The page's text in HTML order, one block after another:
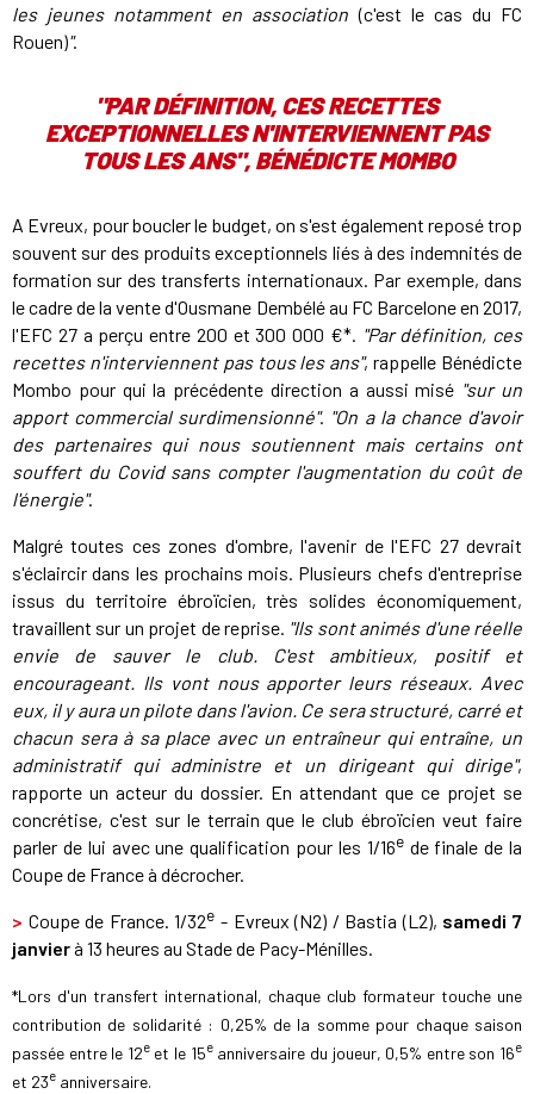
les jeunes notamment en association(c'est le cas du FC
Rouen)".
"PAR DÉFINITION, CES RECETTES
EXCEPTIONNELLES N'INTERVIENNENT PAS
TOUS LES ANS", BÉNÉDICTE MOMBO
A Evreux, pour boucler le budget, on s'est également reposé trop
souvent sur des produits exceptionnels liés à des indemnités de
formation sur des transferts internationaux. Par exemple, dans
le cadre de la vente d'Ousmane Dembélé au FC Barcelone en 2017,
l'EFC 27 a perçu entre 200 et 300 000 €*. "Par définition, ces
recettes n'interviennent pas tous les ans", rappelle Bénédicte
Mombo pour qui la précédente direction a aussi misé "sur un
apport commercial surdimensionné". "On a la chance d'avoir
des partenaires qui nous soutiennent mais certains ont
souffert du Covid sans compter l'augmentation du coût de
l'énergie".
Malgré toutes ces zones d'ombre, l'avenir de l'EFC 27 devrait
s'éclaircir dans les prochains mois. Plusieurs chefs d'entreprise
issus du territoire ébroïcien, très solides économiquement,
travaillent sur un projet de reprise. "Ils sont animés d'une réelle
envie de sauver le club. C'est ambitieux, positif et
encourageant. Ils vont nous apporter leurs réseaux. Avec
eux, il y aura un pilote dans l'avion. Ce sera structuré, carré et
chacun sera à sa place avec un entraîneur qui entraîne, un
administratif qui administre et un dirigeant qui dirige",
rapporte un acteur du dossier. En attendant que ce projet se
concrétise, c'est sur le terrain que le club ébroïcien veut faire
parler de lui avec une qualification pour les 1/16ede finale de la
Coupe de France à décrocher.
> Coupe de France. 1/32e - Evreux (N2) / Bastia (L2), samedi 7
janvierà 13 heures au Stade de Pacy-Ménilles.
*Lors d'un transfert international, chaque club formateur touche une
contribution de solidarité : 0,25% de la somme pour chaque saison
passée entre le 12eet le 15eanniversaire du joueur, 0,5% entre son 16e
et 23e anniversaire.